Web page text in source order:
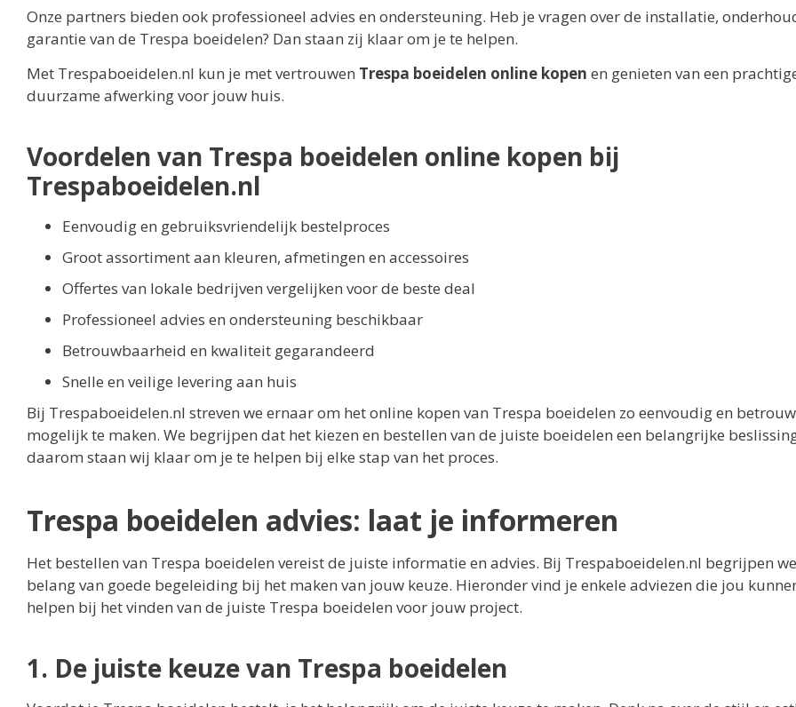
Onze partners bieden ook professioneel advies en ondersteuning. Heb je vragen over de installatie,
garantie van de Trespa boeidelen? Dan staan zij klaar om je te helpen.
Met Trespaboeidelen.nl kun je met vertrouwen Trespa boeidelen online kopen en genieten van een
duurzame afwerking voor jouw huis.
Voordelen van Trespa boeidelen online kopen bij
Trespaboeidelen.nl
Eenvoudig en gebruiksvriendelijk bestelproces
Groot assortiment aan kleuren, afmetingen en accessoires
Offertes van lokale bedrijven vergelijken voor de beste deal
Professioneel advies en ondersteuning beschikbaar
Betrouwbaarheid en kwaliteit gegarandeerd
Snelle en veilige levering aan huis
Bij Trespaboeidelen.nl streven we ernaar om het online kopen van Trespa boeidelen zo eenvoudig en
mogelijk te maken. We begrijpen dat het kiezen en bestellen van de juiste boeidelen een belangrijke
daarom staan wij klaar om je te helpen bij elke stap van het proces.
Trespa boeidelen advies: laat je informeren
Het bestellen van Trespa boeidelen vereist de juiste informatie en advies. Bij Trespaboeidelen.nl begrijpen
belang van goede begeleiding bij het maken van jouw keuze. Hieronder vind je enkele adviezen die jou
helpen bij het vinden van de juiste Trespa boeidelen voor jouw project.
1. De juiste keuze van Trespa boeidelen